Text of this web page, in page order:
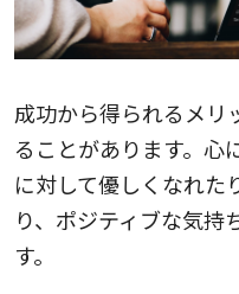
成功から得られるメリ
ることがあります。心
に対して優しくなれた
り、ポジティブな気持
す。